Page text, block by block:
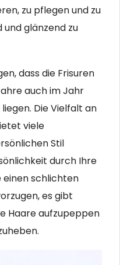
zu pflegen und zu
und glänzend zu
dass die Frisuren
auch im Jahr
Die Vielfalt an
viele
Stil
durch Ihre
einen schlichten
es gibt
Haare aufzupeppen